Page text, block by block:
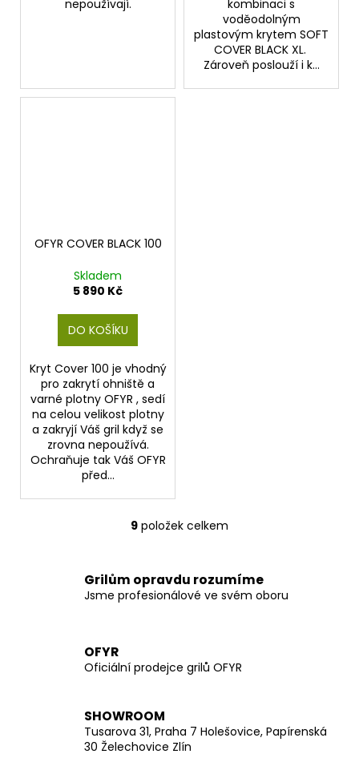
nepoužívají.
kombinaci s
voděodolným
plastovým krytem SOFT
COVER BLACK XL.
Zároveň poslouží i k...
OFYR COVER BLACK 100
Skladem
5 890 Kč
DO KOŠÍKU
Kryt Cover 100 je vhodný
pro zakrytí ohniště a
varné plotny OFYR , sedí
na celou velikost plotny
a zakryjí Váš gril když se
zrovna nepoužívá.
Ochraňuje tak Váš OFYR
před...
O
l
á
d
p
k
y
9 položek celkem
Grilům opravdu rozumíme
Jsme profesionálové ve svém oboru
OFYR
Oficiální prodejce grilů OFYR
SHOWROOM
Tusarova 31, Praha 7 Holešovice, Papírenská
30 Želechovice Zlín